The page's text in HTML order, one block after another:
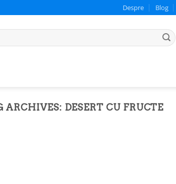
Despre Blog
ARCHIVES: DESERT CU FRUCTE